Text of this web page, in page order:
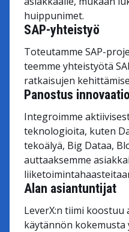
huippunimet.
Alan asiantuntijat
LeverX:n tiimi
käytännön kokemusta
SAP-yhteistyö
Toteutamme SAP-
teemme yhteistyötä
ratkaisujen
Panostus
Integroimme
teknologioita, kuten
tekoälyä, Big Dataa,
auttaaksemme